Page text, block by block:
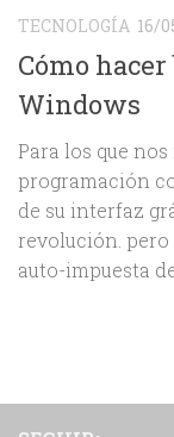
TECNOLOGÍA 16/
Cómo
Windows
Para los que
programación
de su interfaz
revolución.
auto-impuesta